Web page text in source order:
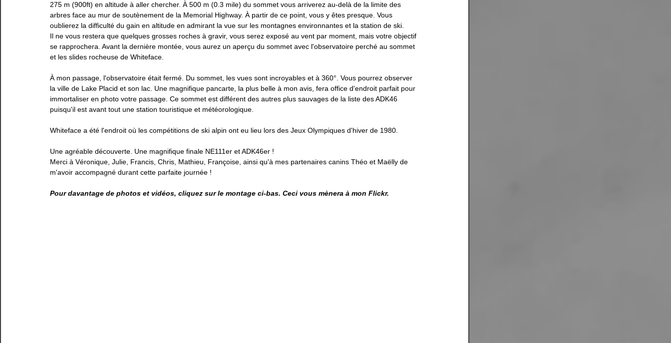
275 m (900ft) en altitude à aller chercher. À 500 m (0.3 mile) du sommet vous arriverez au-delà de la limite des
arbres face au mur de soutènement de la Memorial Highway. À partir de ce point, vous y êtes presque. Vous
oublierez la difficulté du gain en altitude en admirant la vue sur les montagnes environnantes et la station de ski.
Il ne vous restera que quelques grosses roches à gravir, vous serez exposé au vent par moment, mais votre objectif
se rapprochera. Avant la dernière montée, vous aurez un aperçu du sommet avec l'observatoire perché au sommet
et les slides rocheuse de Whiteface.
À mon passage, l'observatoire était fermé. Du sommet, les vues sont incroyables et à 360°. Vous pourrez observer
la ville de Lake Placid et son lac. Une magnifique pancarte, la plus belle à mon avis, fera office d'endroit parfait pour
immortaliser en photo votre passage. Ce sommet est différent des autres plus sauvages de la liste des ADK46
puisqu'il est avant tout une station touristique et météorologique.
Whiteface a été l'endroit où les compétitions de ski alpin ont eu lieu lors des Jeux Olympiques d'hiver de 1980.
Une agréable découverte. Une magnifique finale NE111er et ADK46er !
Merci à Véronique, Julie, Francis, Chris, Mathieu, Françoise, ainsi qu'à mes partenaires canins Théo et Maëlly de
m'avoir accompagné durant cette parfaite journée !
Pour davantage de photos et vidéos, cliquez sur le montage ci-bas. Ceci vous mènera à mon Flickr.